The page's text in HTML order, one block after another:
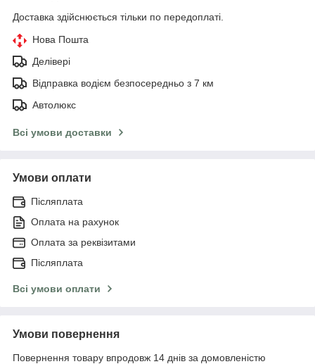
Доставка здійснюється тільки по передоплаті.
Нова Пошта
Делівері
Відправка водієм безпосередньо з 7 км
Автолюкс
Всі умови доставки
Умови оплати
Післяплата
Оплата на рахунок
Оплата за реквізитами
Післяплата
Всі умови оплати
Умови повернення
Повернення товару впродовж 14 днів за домовленістю